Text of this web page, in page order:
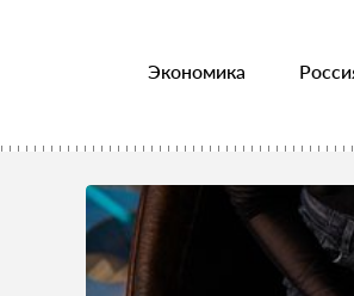
Экономика